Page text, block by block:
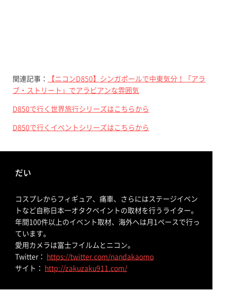
関連記事：
【ニコンD850】シンガポールで中東気分！「アラ
ブ・ストリート」でアラビアンな雰囲気
D850で行く世界旅行シリーズはこちらから
D850で行くイベントシリーズはこちらから
だい
コスプレからフィギュア、痛車、さらにはステージイベン
トなど自称日本一オタクベイントの取材を行うライター。
年間100件以上のイベント取材、海外へは月1ペースで行っ
ています。
愛用カメラは富士フイルムとニコン。
Twitter：
https://twitter.com/nandakaomo
サイト：
http://zakuzaku911.com/